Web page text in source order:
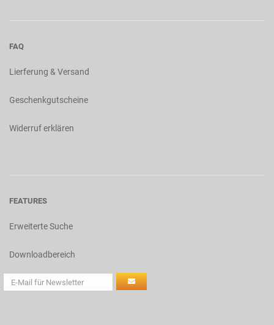
FAQ
Lierferung & Versand
Geschenkgutscheine
Widerruf erklären
FEATURES
Erweiterte Suche
Downloadbereich